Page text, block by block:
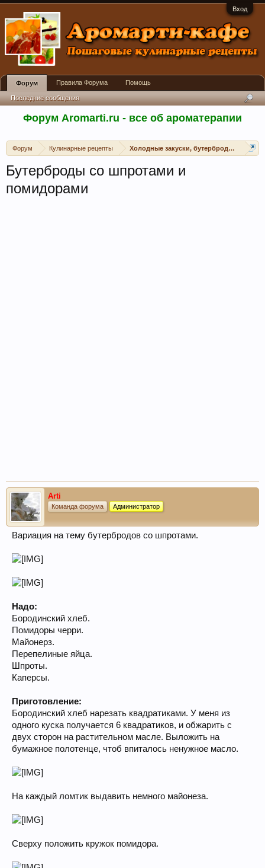
Вход
Форум Aromarti.ru - все об ароматерапии
Форум Кулинарные рецепты Холодные закуски, бутерброды, канапе,
Бутерброды со шпротами и
помидорами
Arti
Команда форума Администратор
Вариация на тему бутербродов со шпротами.
Надо:
Бородинский хлеб.
Помидоры черри.
Майонерз.
Перепелиные яйца.
Шпроты.
Каперсы.
Приготовление:
Бородинский хлеб нарезать квадратиками. У меня из
одного куска получается 6 квадратиков, и обжарить с
двух сторон на растительном масле. Выложить на
бумажное полотенце, чтоб впиталось ненужное масло.
На каждый ломтик выдавить немного майонеза.
Сверху положить кружок помидора.
Форум
Последние сообщения
Правила Форума Помощь